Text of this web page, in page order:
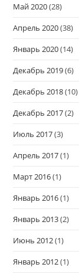
Май 2020(28)
Апрель 2020(38)
Январь 2020(14)
Декабрь 2019(6)
Декабрь 2018(10)
Декабрь 2017(2)
Июль 2017(3)
Апрель 2017(1)
Март 2016(1)
Январь 2016(1)
Январь 2013(2)
Июнь 2012(1)
Январь 2012(1)